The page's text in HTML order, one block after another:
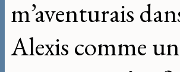
m’aventurais
Alexis comme